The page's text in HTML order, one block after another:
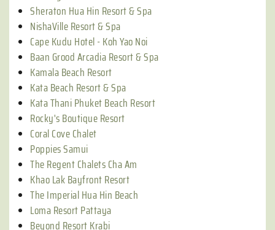
Sheraton Hua Hin Resort & Spa
NishaVille Resort & Spa
Cape Kudu Hotel - Koh Yao Noi
Baan Grood Arcadia Resort & Spa
Kamala Beach Resort
Kata Beach Resort & Spa
Kata Thani Phuket Beach Resort
Rocky's Boutique Resort
Coral Cove Chalet
Poppies Samui
The Regent Chalets Cha Am
Khao Lak Bayfront Resort
The Imperial Hua Hin Beach
Loma Resort Pattaya
Beyond Resort Krabi